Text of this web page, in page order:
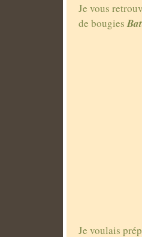
Je vous
de bougies
Je voulais